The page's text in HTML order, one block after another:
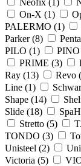
On-X (1)
PALERMO (1)
Parker (8)
PILO (1)
PRIME (3)
Ray (13) Revo (
Line (1)
Shape (14)
Slide (18)
Stretto (5)
TONDO (3)
Unisteel (2)
Victoria (5)